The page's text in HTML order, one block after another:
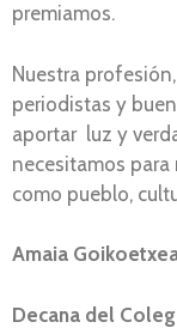
premiamos.
Nuestra
periodistas y
aportar luz y
necesitamos para
como pueblo,
Amaia
Decana del